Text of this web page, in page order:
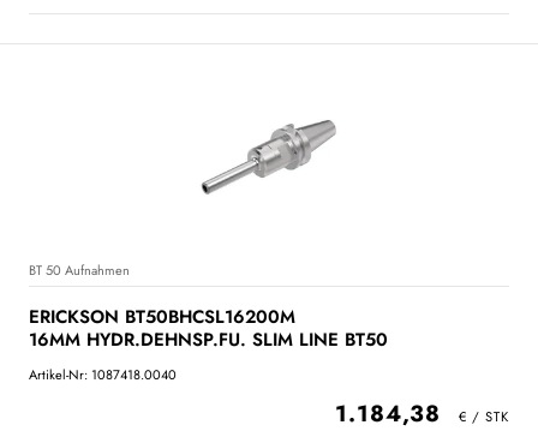
BT 50 Aufnahmen
ERICKSON BT50BHCSL16200M
16MM HYDR.DEHNSP.FU. SLIM LINE BT50
Artikel-Nr: 1087418.0040
1.184,38